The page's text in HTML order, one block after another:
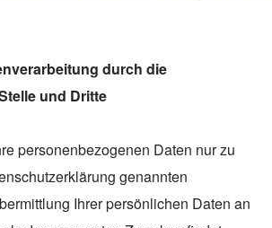
durch die
und Dritte
personenbezogenen Daten nur zu
genannten
Ihrer persönlichen Daten an